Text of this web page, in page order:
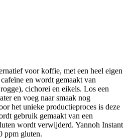
voor koffie, met een heel eigen
en wordt gemaakt van
cichorei en eikels. Los een
en voeg naar smaak nog
het unieke productieproces is deze
gebruik gemaakt van een
wordt verwijderd. Yannoh Instant
ppm gluten.